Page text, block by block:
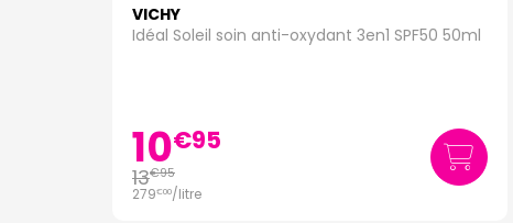
VICHY
Idéal Soleil soin anti-oxydant 3en1 SPF50 50ml
10€95
13€95
279€00/litre